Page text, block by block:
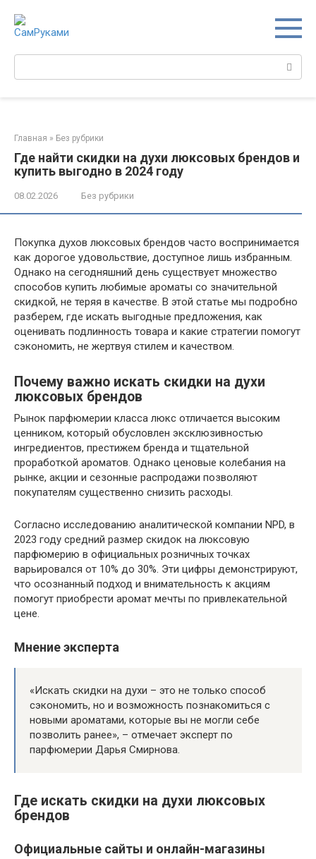
контенту
Главная » Без рубрики
Где найти скидки на духи люксовых брендов и
купить выгодно в 2024 году
08.02.2026 Без рубрики
Покупка духов люксовых брендов часто воспринимается
как дорогое удовольствие, доступное лишь избранным.
Однако на сегодняшний день существует множество
способов купить любимые ароматы со значительной
скидкой, не теряя в качестве. В этой статье мы подробно
разберем, где искать выгодные предложения, как
оценивать подлинность товара и какие стратегии помогут
сэкономить, не жертвуя стилем и качеством.
Почему важно искать скидки на духи
люксовых брендов
Рынок парфюмерии класса люкс отличается высоким
ценником, который обусловлен эксклюзивностью
ингредиентов, престижем бренда и тщательной
проработкой ароматов. Однако ценовые колебания на
рынке, акции и сезонные распродажи позволяют
покупателям существенно снизить расходы.
Согласно исследованию аналитической компании NPD, в
2023 году средний размер скидок на люксовую
парфюмерию в официальных розничных точках
варьировался от 10% до 30%. Эти цифры демонстрируют,
что осознанный подход и внимательность к акциям
помогут приобрести аромат мечты по привлекательной
цене.
Мнение эксперта
«Искать скидки на духи – это не только способ
сэкономить, но и возможность познакомиться с
новыми ароматами, которые вы не могли себе
позволить ранее», – отмечает эксперт по
парфюмерии Дарья Смирнова.
Где искать скидки на духи люксовых
брендов
Официальные сайты и онлайн-магазины